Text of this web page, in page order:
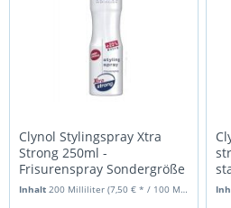
Clynol Stylingspray Xtra
Strong 250ml -
Frisurenspray Sondergröße
Inhalt200 Milliliter(7,50 € * / 100 Milliliter)